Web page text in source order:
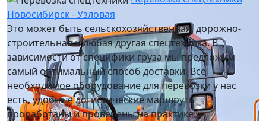
Новосибирск - Узловая
Это может быть сельскохозяйственная, дорожно-
строительная и любая другая спецтехника. В
зависимости от специфики груза мы предложим
самый оптимальный способ доставки. Все
необходимое оборудование для перевозки у нас
есть, удобные логистические маршруты
проработаны и проверены на практике.